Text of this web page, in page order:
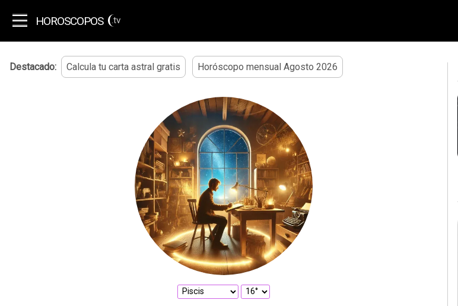
HOROSCOPOS .tv
Destacado: Calcula tu carta astral gratis Horóscopo mensual Agosto 2026